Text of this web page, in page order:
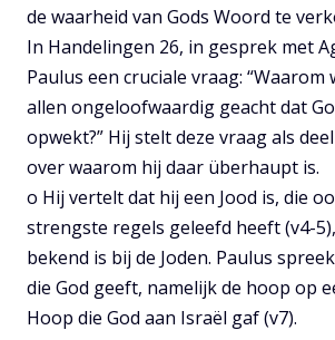
de waarheid van Gods Woord te
In Handelingen 26, in gesprek met
Paulus een cruciale vraag:
allen ongeloofwaardig geacht dat
opwekt?” Hij stelt deze vraag als
over waarom hij daar überhaupt is.
o Hij vertelt dat hij een Jood is, die
strengste regels geleefd heeft (v4-
bekend is bij de Joden. Paulus
die God geeft, namelijk de hoop op
Hoop die God aan Israël gaf (v7).